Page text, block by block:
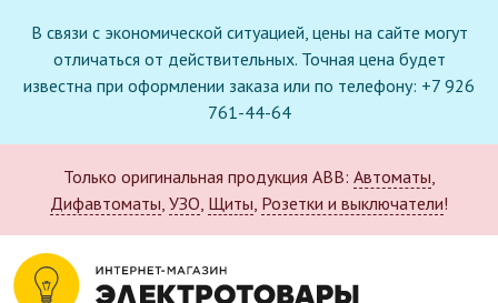
В связи с экономической ситуацией, цены на сайте могут
отличаться от действительных. Точная цена будет
известна при оформлении заказа или по телефону: +7 926
761-44-64
Только оригинальная продукция ABB: Автоматы,
Дифавтоматы, УЗО, Щиты, Розетки и выключатели!